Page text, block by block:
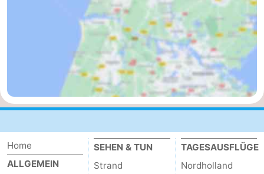
Hollands
Noordwijk
-
Scheveningen
-
Home
ALLGEMEIN
SEHEN & TUN
Strand
TAGESAUSFLÜGE
Nordholland